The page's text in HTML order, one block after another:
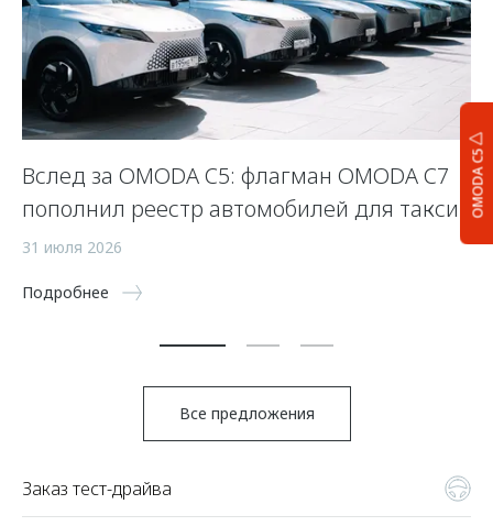
OMODA C5
Вслед за OMODA C5: флагман OMODA C7
пополнил реестр автомобилей для такси
31 июля 2026
Подробнее
Все предложения
Заказ тест-драйва